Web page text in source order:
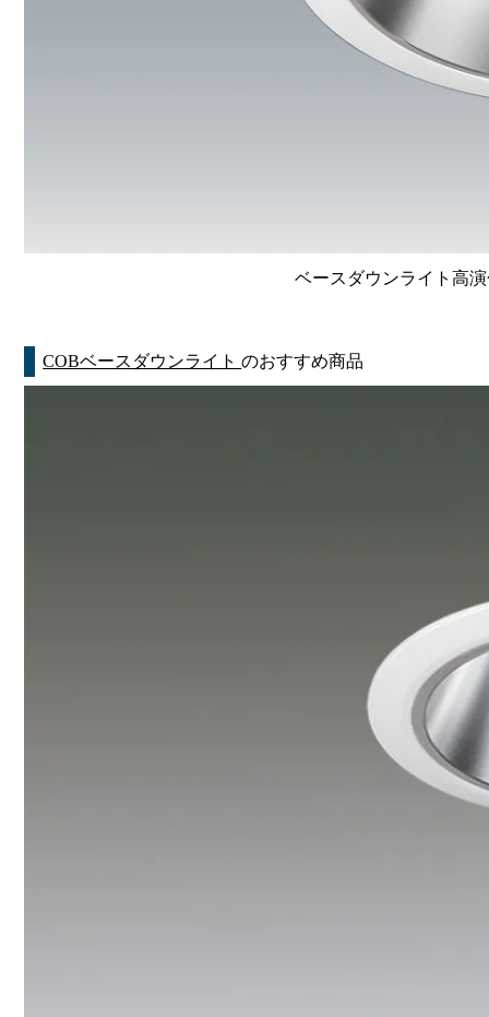
ベースダウンライト高
COBベースダウンライトのおすすめ商品